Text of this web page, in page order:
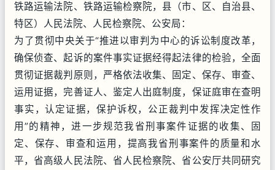
铁路运输法院、铁路运输检察院，县（市、区、自治县、
特区）人民法院、人民检察院、公安局：
为了贯彻中央关于“推进以审判为中心的诉讼制度改革，
确保侦查、起诉的案件事实证据经得起法律的检验，全面
贯彻证据裁判原则，严格依法收集、固定、保存、审查、
运用证据，完善证人、鉴定人出庭制度，保证庭审在查明
事实，认定证据，保护诉权，公正裁判中发挥决定性作
用”的精神，进一步规范我省刑事案件证据的收集、固
定、保存、审查和运用，提高我省刑事案件的质量和水
平，省高级人民法院、省人民检察院、省公安厅共同研究